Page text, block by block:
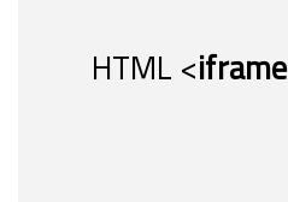
iframe